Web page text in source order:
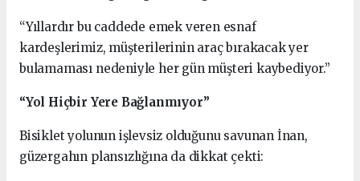
“Yıllardır bu caddede emek veren esnaf
kardeşlerimiz, müşterilerinin araç bırakacak yer
bulamaması nedeniyle her gün müşteri kaybediyor.”
“Yol Hiçbir Yere Bağlanmıyor”
Bisiklet yolunun işlevsiz olduğunu savunan İnan,
güzergahın plansızlığına da dikkat çekti: